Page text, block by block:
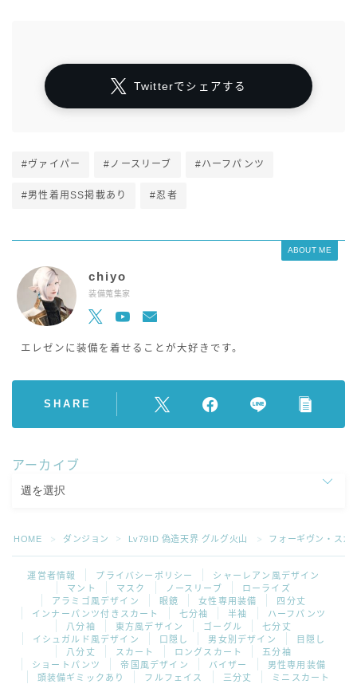
Twitterでシェアする
#ヴァイパー #ノースリーブ #ハーフパンツ
#男性着用SS掲載あり #忍者
ABOUT ME
chiyo
装備蒐集家
エレゼンに装備を着せることが大好きです。
SHARE
アーカイブ
HOME ＞ ダンジョン ＞ Lv79ID 偽造天界 グルグ火山 ＞ フォーギヴン・スカ
運営者情報 プライバシーポリシー
シャーレアン風デザイン
マント
マスク ノースリーブ
ローライズ
アラミゴ風デザイン
眼鏡 女性専用装備
四分丈
インナーパンツ付きスカート
七分袖 半袖
ハーフパンツ
八分袖
東方風デザイン ゴーグル
七分丈
イシュガルド風デザイン
口隠し 男女別デザイン
目隠し
八分丈
スカート ロングスカート
五分袖
ショートパンツ
帝国風デザイン バイザー
男性専用装備
頭装備ギミックあり
フルフェイス 三分丈 ミニスカート